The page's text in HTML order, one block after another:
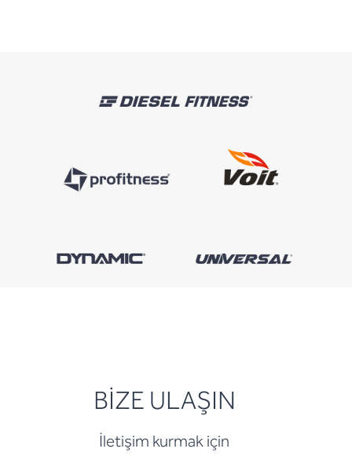
BİZE ULAŞIN
İletişim kurmak için